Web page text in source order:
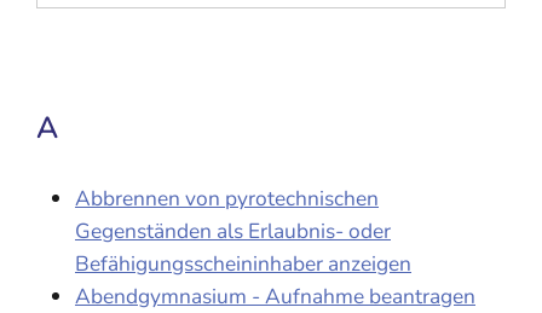
A
Abbrennen von pyrotechnischen
Gegenständen als Erlaubnis- oder
Befähigungsscheininhaber anzeigen
Abendgymnasium - Aufnahme beantragen